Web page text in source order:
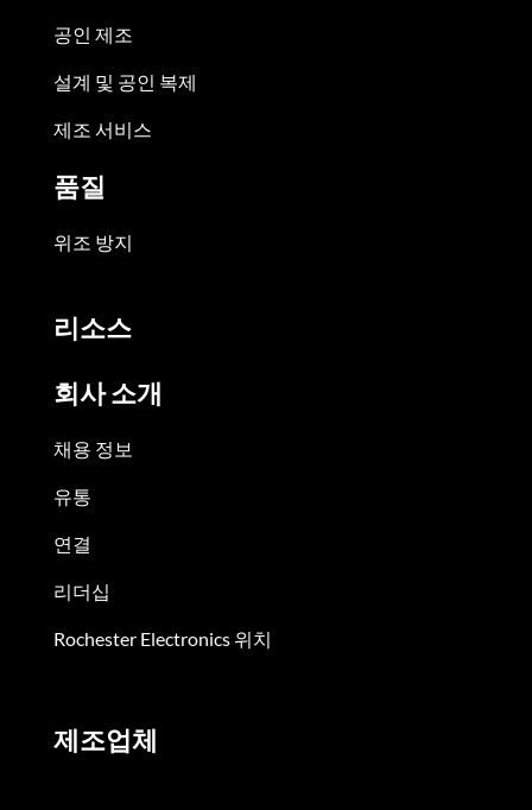
공인 제조
설계 및 공인 복제
제조 서비스
품질
위조 방지
리소스
회사 소개
채용 정보
유통
연결
리더십
Rochester Electronics 위치
제조업체